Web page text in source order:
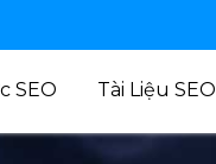
SEO Tài Liệu SEO